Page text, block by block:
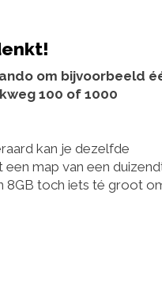
om bijvoorbeeld
100 of 1000
kan je dezelfde
map van een
8GB toch iets té groot